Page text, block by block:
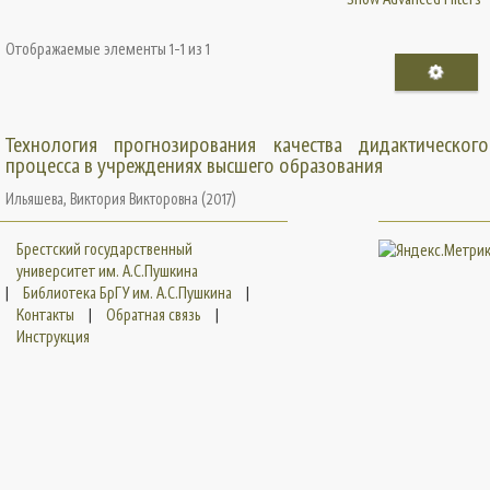
Отображаемые элементы 1-1 из 1
Технология прогнозирования качества дидактического
процесса в учреждениях высшего образования
Ильяшева, Виктория Викторовна (2017)
Брестский государственный
университет им. А.С.Пушкина
|
Библиотека БрГУ им. А.С.Пушкина
|
Контакты
| Обратная связь
|
Инструкция